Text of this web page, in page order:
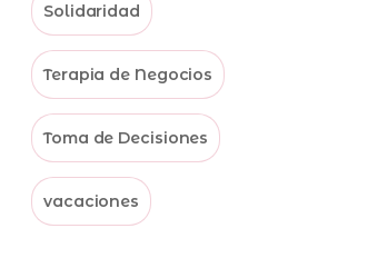
Solidaridad
Terapia de Negocios
Toma de Decisiones
vacaciones